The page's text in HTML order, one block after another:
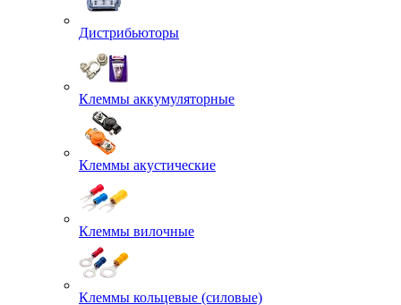
Дистрибьюторы
Клеммы аккумуляторные
Клеммы акустические
Клеммы вилочные
Клеммы кольцевые (силовые)